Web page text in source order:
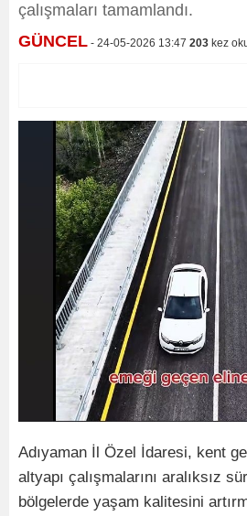
çalışmaları tamamlandı.
GÜNCEL - 24-05-2026 13:47 203 kez
Adıyaman İl Özel İdaresi, kent
altyapı çalışmalarını aralıksız
bölgelerde yaşam kalitesini